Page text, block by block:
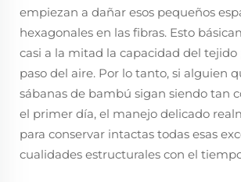
empiezan a dañar esos pequeños
hexagonales en las fibras. Esto
casi a la mitad la capacidad del
paso del aire. Por lo tanto, si alguien
sábanas de bambú sigan siendo tan
el primer día, el manejo delicado
para conservar intactas todas esas
cualidades estructurales con el